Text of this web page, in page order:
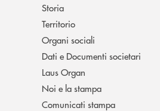
Storia
Territorio
Organi sociali
Dati e Documenti societari
Laus Organ
Noi e la stampa
Comunicati stampa